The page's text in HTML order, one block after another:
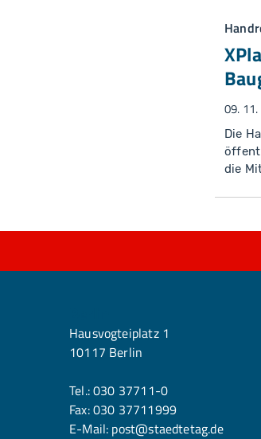
09.
Die
die
Hausvogteiplatz 1
10117 Berlin
Tel.:030 37711-0
Fax: 030 37711999
E-Mail: post@staedtetag.de